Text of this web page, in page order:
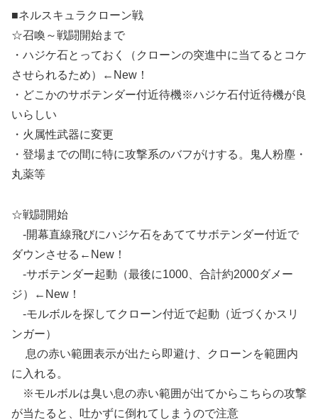
■ネルスキュラクローン戦
☆召喚～戦闘開始まで
・ハジケ石とっておく（クローンの突進中に当てるとコケ
させられるため）←New！
・どこかのサボテンダー付近待機※ハジケ石付近待機が良
いらしい
・火属性武器に変更
・登場までの間に特に攻撃系のバフがけする。鬼人粉塵・
丸薬等
☆戦闘開始
-開幕直線飛びにハジケ石をあててサボテンダー付近で
ダウンさせる←New！
-サボテンダー起動（最後に1000、合計約2000ダメー
ジ）←New！
-モルボルを探してクローン付近で起動（近づくかスリ
ンガー）
息の赤い範囲表示が出たら即避け、クローンを範囲内
に入れる。
※モルボルは臭い息の赤い範囲が出てからこちらの攻撃
が当たると、吐かずに倒れてしまうので注意